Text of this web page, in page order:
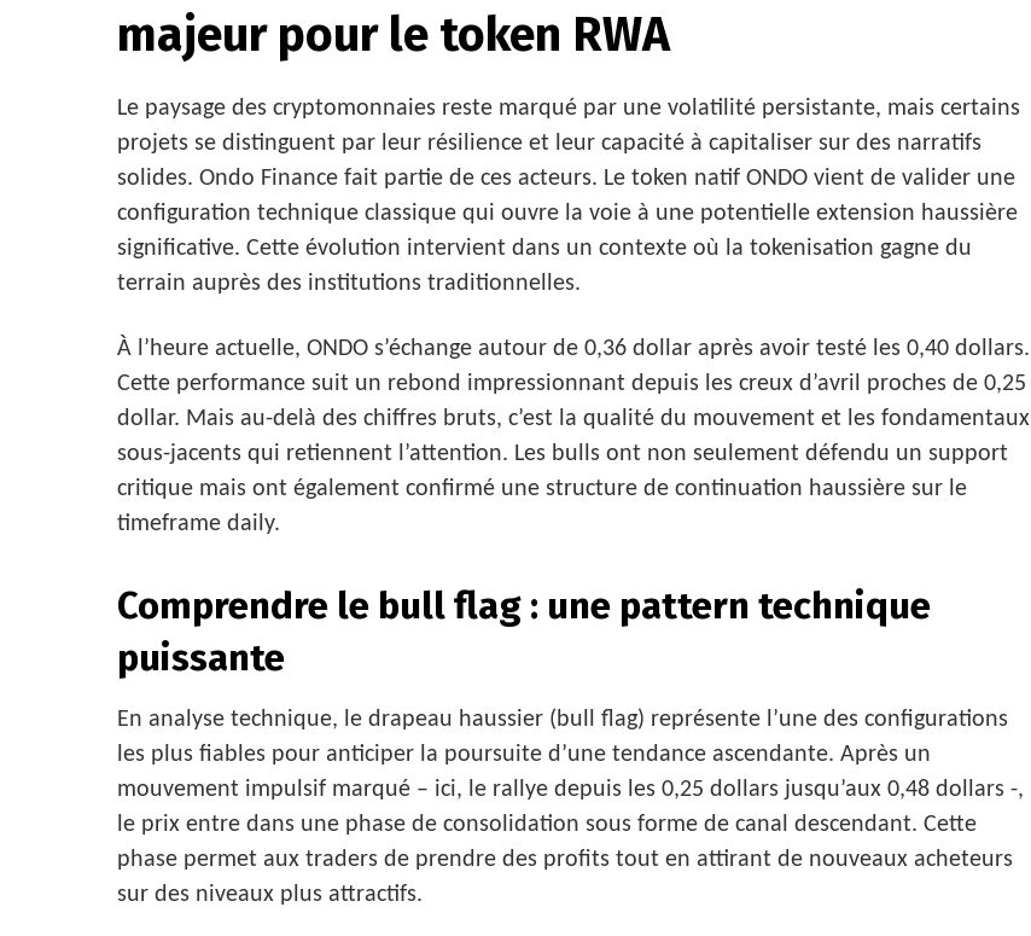
majeur pour le token RWA
Le paysage des cryptomonnaies reste marqué par une volatilité persistante, mais certains
projets se distinguent par leur résilience et leur capacité à capitaliser sur des narratifs
solides. Ondo Finance fait partie de ces acteurs. Le token natif ONDO vient de valider une
configuration technique classique qui ouvre la voie à une potentielle extension haussière
significative. Cette évolution intervient dans un contexte où la tokenisation gagne du
terrain auprès des institutions traditionnelles.
À l’heure actuelle, ONDO s’échange autour de 0,36 dollar après avoir testé les 0,40 dollars.
Cette performance suit un rebond impressionnant depuis les creux d’avril proches de 0,25
dollar. Mais au-delà des chiffres bruts, c’est la qualité du mouvement et les fondamentaux
sous-jacents qui retiennent l’attention. Les bulls ont non seulement défendu un support
critique mais ont également confirmé une structure de continuation haussière sur le
timeframe daily.
Comprendre le bull flag : une pattern technique
puissante
En analyse technique, le drapeau haussier (bull flag) représente l’une des configurations
les plus fiables pour anticiper la poursuite d’une tendance ascendante. Après un
mouvement impulsif marqué – ici, le rallye depuis les 0,25 dollars jusqu’aux 0,48 dollars -,
le prix entre dans une phase de consolidation sous forme de canal descendant. Cette
phase permet aux traders de prendre des profits tout en attirant de nouveaux acheteurs
sur des niveaux plus attractifs.